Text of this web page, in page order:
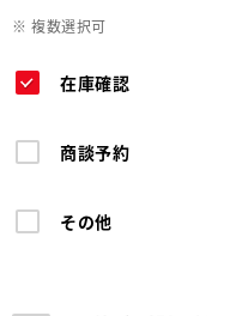
※ 複数選択可
在庫確認
商談予約
その他